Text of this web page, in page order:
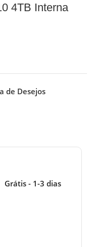
4TB Interna
de Desejos
Grátis - 1-3 dias